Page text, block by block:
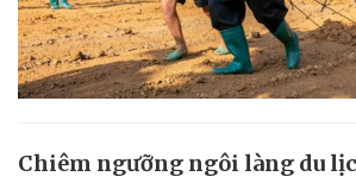
Chiêm ngưỡng ngôi làng du